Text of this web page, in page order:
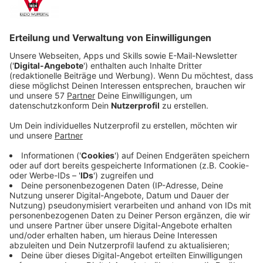
(Shazad Latif), ein indischer Prinz, dem Familie,
Veröffentlicht: Sonntag, 17.05.2026 09:15
Anzeige
Als die Kompanie die Nautilus – einst für Forschung
gedacht, nun als Kriegsschiff konzipiert – fertigstellen
einer Gruppe von Rebellen kapert er das hochmoderne
U-Boot und flieht in die Tiefen des Ozeans.
Streaming-Dienst: ZDF
Anzeige